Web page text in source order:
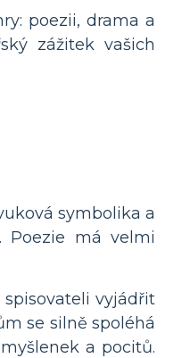
poezii, drama a
zážitek vašich
symbolika a
Poezie má velmi
vyjádřit
se silně spoléhá
a pocitů.